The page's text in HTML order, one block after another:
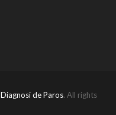
Diagnosi de Paros. All rights